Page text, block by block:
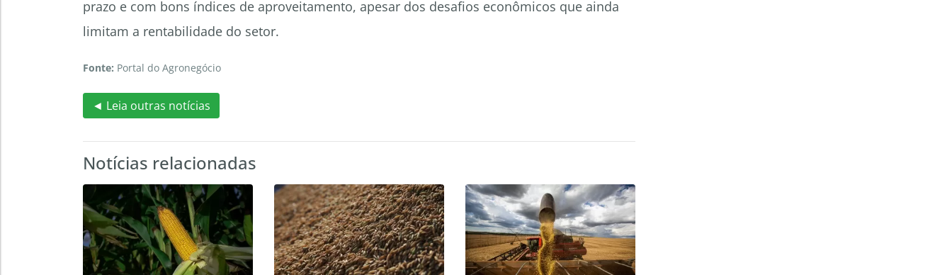
prazo e com bons índices de aproveitamento, apesar dos desafios econômicos que ainda
limitam a rentabilidade do setor.
Fonte: Portal do Agronegócio
◄ Leia outras notícias
Notícias relacionadas